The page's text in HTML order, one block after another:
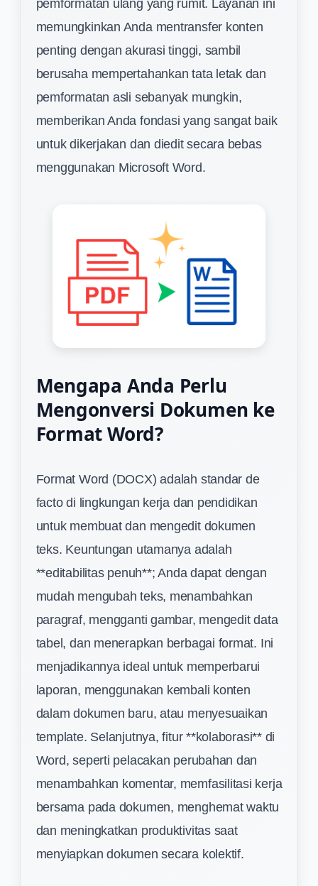
memungkinkan Anda mentransfer konten
penting dengan akurasi tinggi, sambil
berusaha mempertahankan tata letak dan
pemformatan asli sebanyak mungkin,
memberikan Anda fondasi yang sangat baik
untuk dikerjakan dan diedit secara bebas
menggunakan Microsoft Word.
Mengapa Anda Perlu
Mengonversi Dokumen ke
Format Word?
Format Word (DOCX) adalah standar de
facto di lingkungan kerja dan pendidikan
untuk membuat dan mengedit dokumen
teks. Keuntungan utamanya adalah
**editabilitas penuh**; Anda dapat dengan
mudah mengubah teks, menambahkan
paragraf, mengganti gambar, mengedit data
tabel, dan menerapkan berbagai format. Ini
menjadikannya ideal untuk memperbarui
laporan, menggunakan kembali konten
dalam dokumen baru, atau menyesuaikan
template. Selanjutnya, fitur **kolaborasi** di
Word, seperti pelacakan perubahan dan
menambahkan komentar, memfasilitasi kerja
bersama pada dokumen, menghemat waktu
dan meningkatkan produktivitas saat
menyiapkan dokumen secara kolektif.